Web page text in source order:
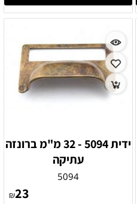
ידית 5094 - 32 מ"מ ברונזה
עתיקה
5094
₪23